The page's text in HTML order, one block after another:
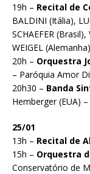
19h – Recital de
BALDINI (Itália),
SCHAEFER
WEIGEL
20h – Orquestra
– Paróquia Amor
20h30 – Banda
Hemberger (EUA)
25/01
13h – Recital de
15h – Orquestra
Conservatório de